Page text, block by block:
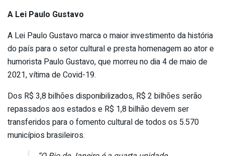
A Lei Paulo Gustavo
A Lei Paulo Gustavo marca o maior investimento da história
do país para o setor cultural e presta homenagem ao ator e
humorista Paulo Gustavo, que morreu no dia 4 de maio de
2021, vítima de Covid-19.
Dos R$ 3,8 bilhões disponibilizados, R$ 2 bilhões serão
repassados aos estados e R$ 1,8 bilhão devem ser
transferidos para o fomento cultural de todos os 5.570
municípios brasileiros.